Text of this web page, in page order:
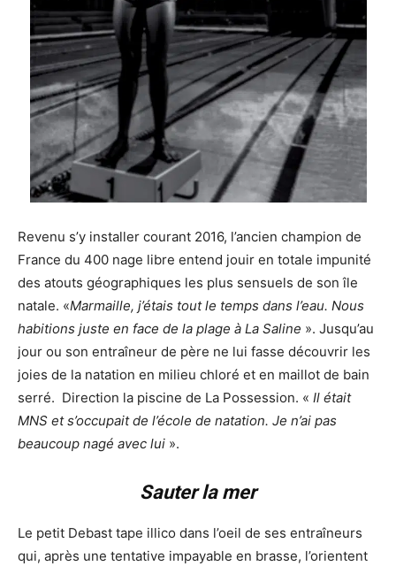
Revenu s’y installer courant 2016, l’ancien champion de
France du 400 nage libre entend jouir en totale impunité
des atouts géographiques les plus sensuels de son île
natale. «Marmaille, j’étais tout le temps dans l’eau. Nous
habitions juste en face de la plage à La Saline ». Jusqu’au
jour ou son entraîneur de père ne lui fasse découvrir les
joies de la natation en milieu chloré et en maillot de bain
serré. Direction la piscine de La Possession. « Il était
MNS et s’occupait de l’école de natation. Je n’ai pas
beaucoup nagé avec lui ».
Sauter la mer
Le petit Debast tape illico dans l’oeil de ses entraîneurs
qui, après une tentative impayable en brasse, l’orientent